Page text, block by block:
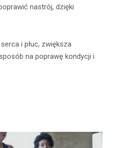
nastrój, dzięki
i płuc, zwiększa
na poprawę kondycji i